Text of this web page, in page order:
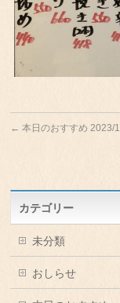
← 本日のおすすめ 2023/
カテゴリー
未分類
おしらせ